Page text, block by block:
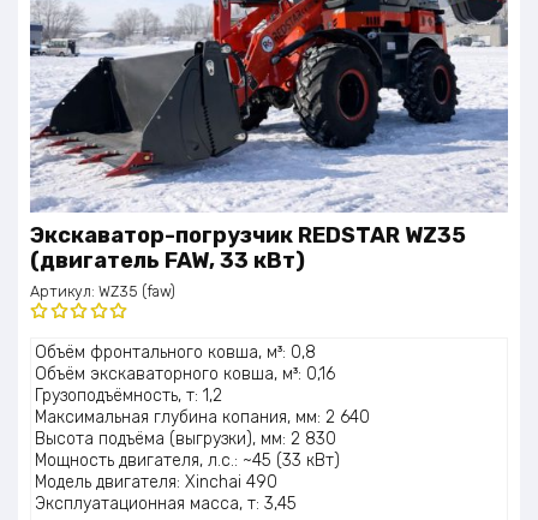
Экскаватор-погрузчик REDSTAR WZ35
(двигатель FAW, 33 кВт)
Артикул: WZ35 (faw)
Оценка
5.00из 5
Объём фронтального ковша, м³: 0,8
Объём экскаваторного ковша, м³: 0,16
Грузоподъёмность, т: 1,2
Максимальная глубина копания, мм: 2 640
Высота подъёма (выгрузки), мм: 2 830
Мощность двигателя, л.с.: ~45 (33 кВт)
Модель двигателя: Xinchai 490
Эксплуатационная масса, т: 3,45